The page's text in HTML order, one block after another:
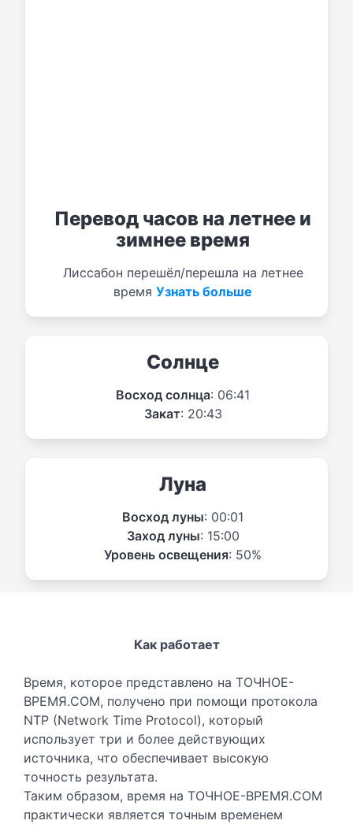
Перевод часов на летнее и
зимнее время
Лиссабон перешёл/перешла на летнее
время Узнать больше
Солнце
Восход солнца: 06:41
Закат: 20:43
Луна
Восход луны: 00:01
Заход луны: 15:00
Уровень освещения: 50%
Как работает
Время, которое представлено на ТОЧНОЕ-
ВРЕМЯ.COM, получено при помощи протокола
NTP (Network Time Protocol), который
использует три и более действующих
источника, что обеспечивает высокую
точность результата.
Таким образом, время на ТОЧНОЕ-ВРЕМЯ.COM
практически является точным временем